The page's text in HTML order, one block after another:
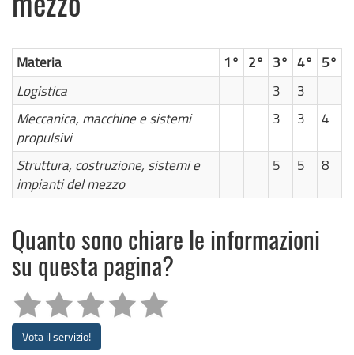
mezzo
Materia 1° 2° 3° 4°
5°
Logistica
3
3
Meccanica, macchine e sistemi
propulsivi
3 3 4
Struttura, costruzione, sistemi e
impianti del mezzo
5 5 8
Quanto sono chiare le informazioni
su questa pagina?
Vota il servizio!